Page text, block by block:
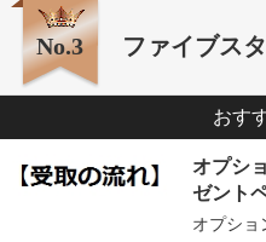
No.3 ファイブス
おす
オプシ
ゼント
オプショ